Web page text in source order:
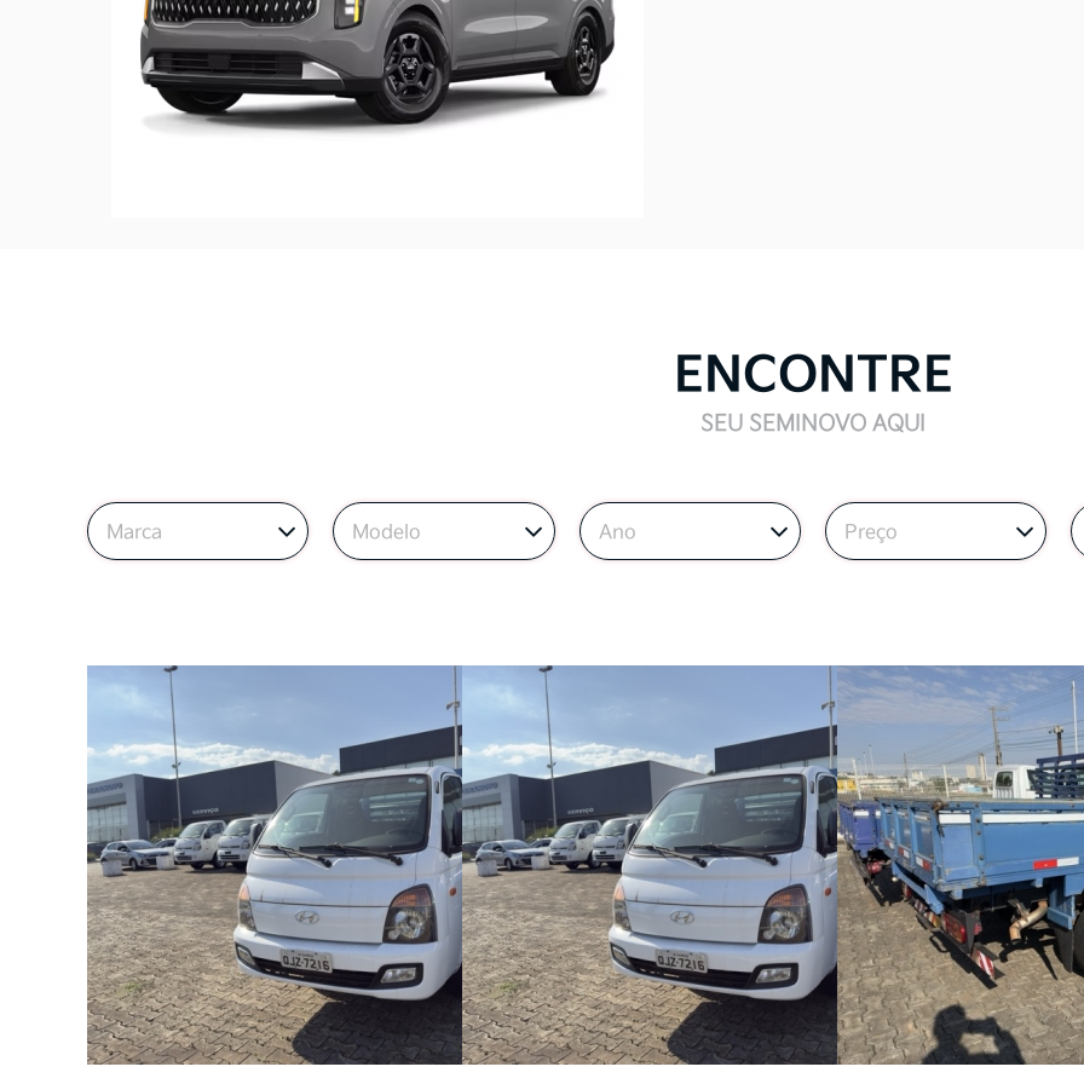
*Consentimento para Tratamento de Dados - LGPD 2020
Li e aceito ostermos de uso.
Resolva :
ENCONTRE
SEU SEMINOVO AQUI
Políticas de Privacidade
A Kia Sperandio deseja que a experiência de contato com seus produtos e
site, crie em você um sentimento de alegria e satisfação. Para isso,
cuidadosa desta política de privacidade, abaixo
Princípios de Proteção e Privacidade de Dados
Os princípios de proteção e privacidade de dados pessoais objetiva afirmar
clientes, potenciais clientes ou usuários de serviços/websites em relação à
proteção de dados pessoais.
Nossa responsabilidade por sua privacidade se estende igualmente aos
e terceiros contratados para tratar, processar ou armazenar seus dados